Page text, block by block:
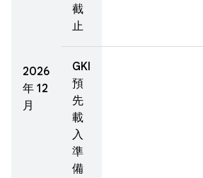
2026
年 12
月
截
止
GKI
預
先
載
入
準
備